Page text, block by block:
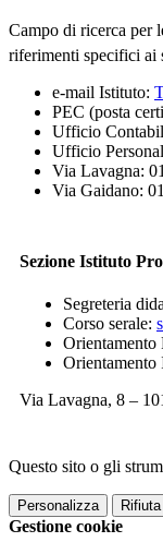
Campo di ricerca per
riferimenti specifici ai
e-mail Istituto:
PEC (posta
Ufficio
Ufficio
Via Lavagna:
Via Gaidano:
Sezione Istituto
Segreteria
Corso serale:
Orientamento
Orientamento
Via Lavagna, 8 –
Questo sito o gli
Personalizza
Gestione cookie